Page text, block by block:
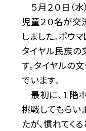
５月２０日（
児童２０名が
しました。ポウ
タイヤル民族の
す。タイヤルの
でいます。
最初に、１階
挑戦してもらい
たが、慣れてく